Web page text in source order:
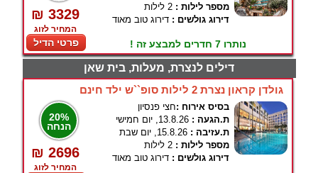
₪ 3329
המחיר לזוג
פרטי הדיל
מספר לילות : 2 לילות
דירוג גולשים : דירוג טוב מאוד
נותרו 7 חדרים למבצע זה !
דילים לנצרת, מעלות, בית שאן
גולדן קראון נצרת 2 לילות סופ``ש ילד חינם
20%
הנחה
₪ 2696
המחיר לזוג
בסיס אירוח :חצי פנסיון
ת.הגעה : 13.8.26, יום חמישי
ת.עזיבה : 15.8.26, יום שבת
מספר לילות : 2 לילות
דירוג גולשים : דירוג טוב מאוד